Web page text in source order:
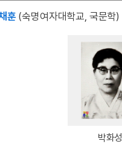
훈 (숙명여자대학교, 국문학)
박화성